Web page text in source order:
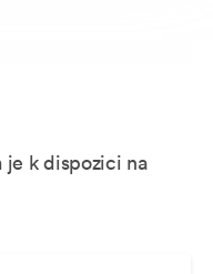
je k dispozici na